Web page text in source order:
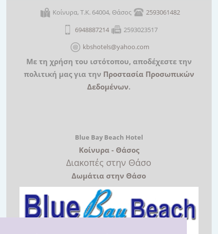
Φωτογραφίες
Θάσος
Κοίνυρα, Τ.Κ. 64004, Θάσος
2593061482
6948887214
2593023517
kbshotels@yahoo.com
Με τη χρήση του ιστότοπου, αποδέχεστε την
πολιτική μας για την Προστασία Προσωπικών
Δεδομένων.
Blue Bay Beach Hotel
Κοίνυρα - Θάσος
Διακοπές στην Θάσο
Δωμάτια στην Θάσο